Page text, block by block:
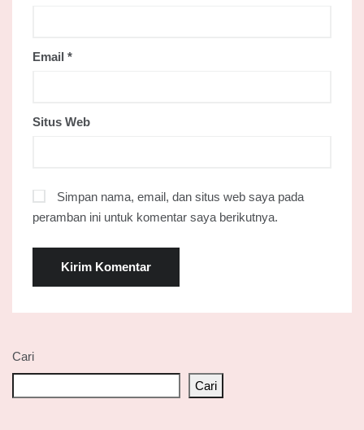
Email *
Situs Web
Simpan nama, email, dan situs web saya pada
peramban ini untuk komentar saya berikutnya.
Cari
Cari